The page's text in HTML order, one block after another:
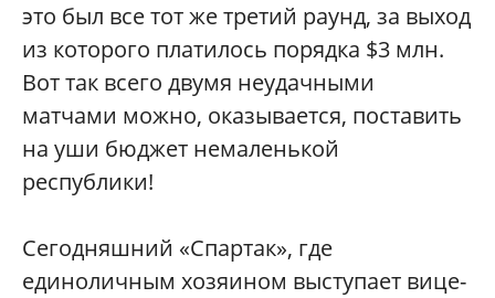
это был все тот же третий раунд, за выход
из которого платилось порядка $3 млн.
Вот так всего двумя неудачными
матчами можно, оказывается, поставить
на уши бюджет немаленькой
республики!
Сегодняшний «Спартак», где
единоличным хозяином выступает вице-